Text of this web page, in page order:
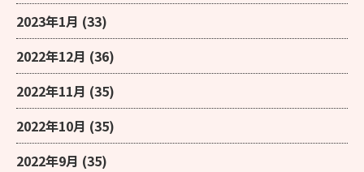
2023年1月 (33)
2022年12月 (36)
2022年11月 (35)
2022年10月 (35)
2022年9月 (35)